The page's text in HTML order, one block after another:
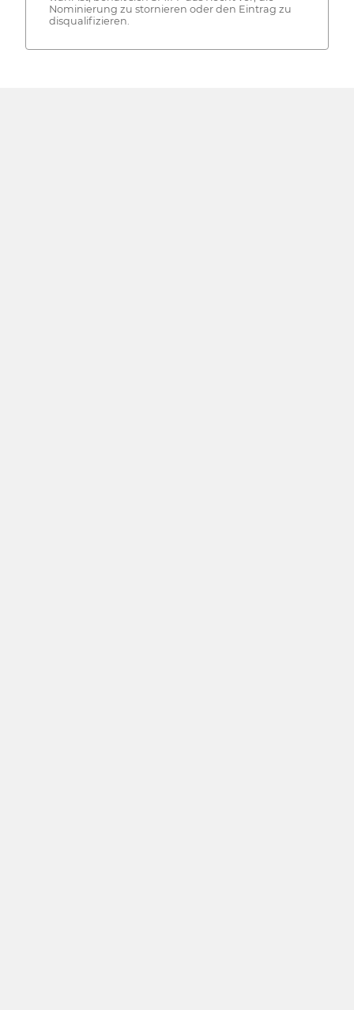
Nominierung zu stornieren oder den Eintrag zu
disqualifizieren.